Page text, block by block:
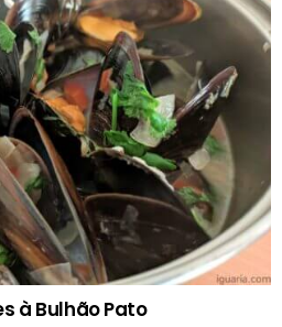
à Bulhão Pato